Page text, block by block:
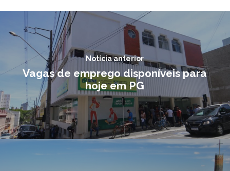
Notícia anterior
Vagas de emprego disponíveis para
hoje em PG